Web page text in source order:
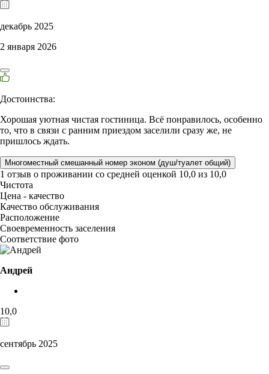
декабрь 2025
2 января 2026
Достоинства:
Хорошая уютная чистая гостиница. Всё понравилось, особенно
то, что в связи с ранним приездом заселили сразу же, не
пришлось ждать.
Многоместный смешанный номер эконом (душ/туалет общий)
1 отзыв о проживании со средней оценкой 10,0 из 10,0
Чистота
Цена - качество
Качество обслуживания
Расположение
Своевременность заселения
Соответствие фото
Андрей
10,0
сентябрь 2025